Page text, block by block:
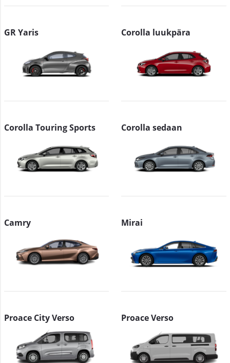
GR Yaris Corolla luukpära
Corolla Touring Sports Corolla sedaan
Camry Mirai
Proace City Verso Proace Verso